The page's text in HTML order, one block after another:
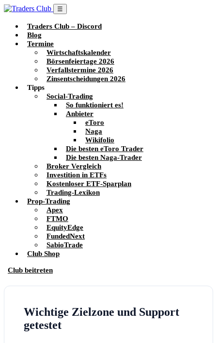
☰
Traders Club – Discord
Blog
Termine
Wirtschaftskalender
Börsenfeiertage 2026
Verfallstermine 2026
Zinsentscheidungen 2026
Tipps
Social-Trading
So funktioniert es!
Anbieter
eToro
Naga
Wikifolio
Die besten eToro Trader
Die besten Naga-Trader
Broker Vergleich
Investition in ETFs
Kostenloser ETF-Sparplan
Trading-Lexikon
Prop-Trading
Apex
FTMO
EquityEdge
FundedNext
SabioTrade
Club Shop
Club beitreten
Wichtige Zielzone und Support
getestet